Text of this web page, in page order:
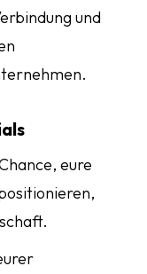
und
eure